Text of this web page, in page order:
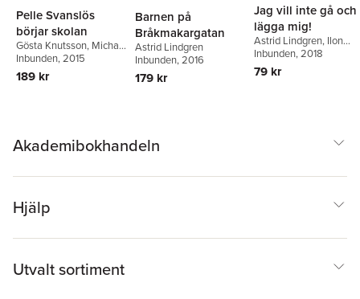
Pelle Svanslös
börjar skolan
Gösta Knutsson, Michael
Rönn,Åsa Rönn
Inbunden, 2015
189 kr
Barnen på
Bråkmakargatan
Astrid Lindgren
Inbunden, 2016
179 kr
Jag vill inte gå och
lägga mig!
Astrid Lindgren, Ilon
Wikland
Inbunden, 2018
79 kr
Akademibokhandeln
Hjälp
Utvalt sortiment